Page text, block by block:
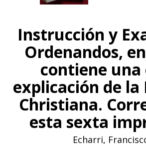
Instrucción y
Ordenandos,
contiene una
explicación de
Christiana.
esta sexta
Echarri,